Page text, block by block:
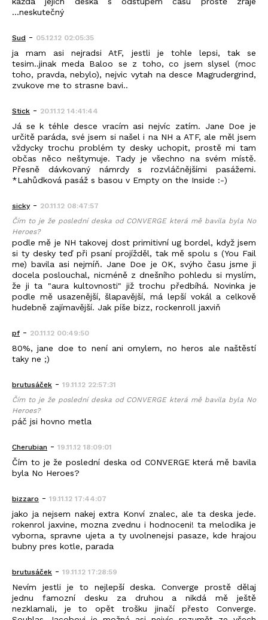
...neskutečný
Sud - 05.12.12 02:05:35
ja mam asi nejradsi AtF, jestli je tohle lepsi, tak se
tesim..jinak meda Baloo se z toho, co jsem slysel (moc
toho, pravda, nebylo), nejvic vytah na desce Magrudergrind,
zvukove me to strasne bavi..
Stick - 20.11.12 14:41:44
Já se k téhle desce vracím asi nejvíc zatím. Jane Doe je
určitě paráda, své jsem si našel i na NH a ATF, ale měl jsem
vždycky trochu problém ty desky uchopit, prostě mi tam
občas něco neštymuje. Tady je všechno na svém místě.
Přesně dávkovaný námrdy s rozvláčnějšími pasážemi.
*Lahůdková pasáž s basou v Empty on the Inside :-)
sicky - 20.11.12 08:47:57
Čím to je že poslední deska od CONVERGE která mě bavila byla No
Heroes?
podle mě je NH takovej dost primitivní ug bordel, když jsem
si ty desky teď při psaní projížděl, tak mě spolu s (You Fail
me) bavila asi nejmíň. Jane Doe je OK, svýho času jsme ji
docela poslouchal, nicméně z dnešního pohledu si myslím,
že ji ta "aura kultovnosti" již trochu předbíhá. Novinka je
podle mě usazenější, šlapavější, má lepší vokál a celkově
hudebně zajímavější. Jak píše bizz, rockenroll jaxviň
pf - 20.11.12 00:49:50
80%, jane doe to není ani omylem, no heros ale naštěstí
taky ne ;)
brutusáček - 19.11.12 22:57:31
Čím to je že poslední deska od CONVERGE která mě bavila byla No
Heroes?
páč jsi hovno metla
Cherubian - 19.11.12 18:09:01
Čím to je že poslední deska od CONVERGE která mě bavila
byla No Heroes?
bizzaro - 19.11.12 17:44:07
jako ja nejsem nakej extra Konví znalec, ale ta deska jede.
rokenrol jaxvine, mozna zvednu i hodnoceni! ta melodika je
vyborna, spravne ujeta a ty uvolnenejsi pasaze, kde hrajou
bubny pres kotle, parada
brutusáček - 19.11.12 17:28:59
Nevím jestli je to nejlepší deska. Converge prostě dělaj
jednu famozní desku za druhou a nikdá mě ještě
nezklamali, je to opět trošku jinačí přesto Converge.